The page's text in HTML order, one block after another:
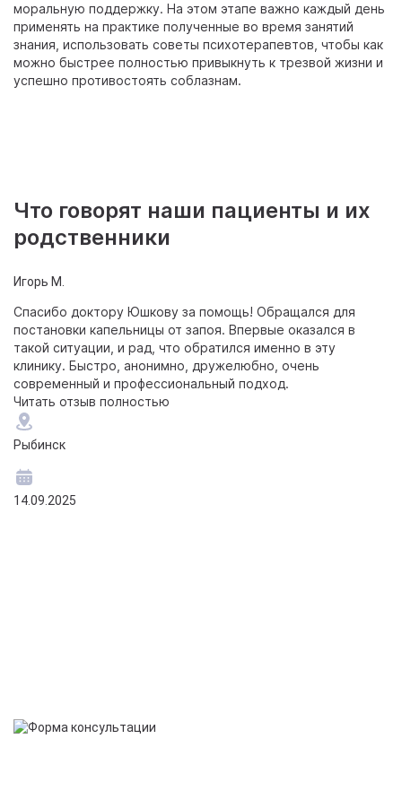
моральную поддержку. На этом этапе важно каждый день
применять на практике полученные во время занятий
знания, использовать советы психотерапевтов, чтобы как
можно быстрее полностью привыкнуть к трезвой жизни и
успешно противостоять соблазнам.
Что говорят наши пациенты и их
родственники
Игорь М.
Спасибо доктору Юшкову за помощь! Обращался для
постановки капельницы от запоя. Впервые оказался в
такой ситуации, и рад, что обратился именно в эту
клинику. Быстро, анонимно, дружелюбно, очень
современный и профессиональный подход.
Читать отзыв полностью
Рыбинск
14.09.2025